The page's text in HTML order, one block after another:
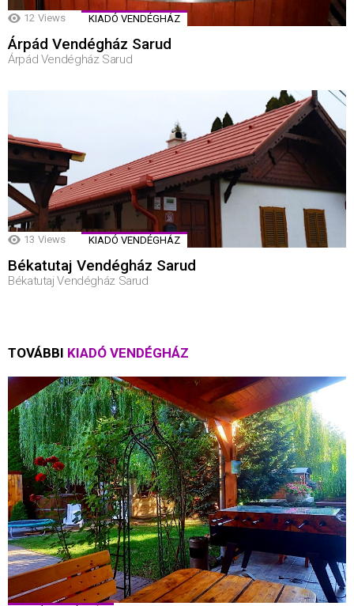
12 Views KIADÓ VENDÉGHÁZ
Árpád Vendégház Sarud
Árpád Vendégház Sarud
13 Views KIADÓ VENDÉGHÁZ
Békatutaj Vendégház Sarud
Békatutaj Vendégház Sarud
TOVÁBBI KIADÓ VENDÉGHÁZ